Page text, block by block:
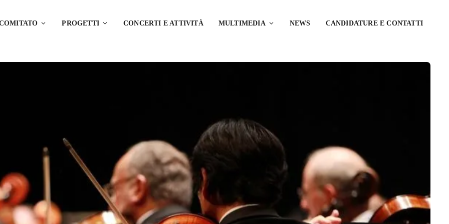
PROGETTI CONCERTI E ATTIVITÀ MULTIMEDIA NEWS CANDIDATURE E CONTATTI